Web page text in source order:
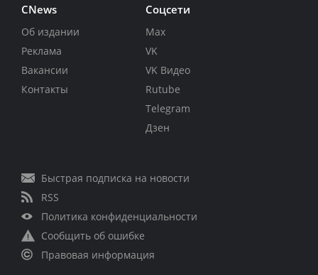
CNews
Об издании
Реклама
Вакансии
Контакты
Соцсети
Max
VK
VK Видео
Rutube
Telegram
Дзен
Быстрая подписка на новости
RSS
Политика конфиденциальности
Сообщить об ошибке
Правовая информация